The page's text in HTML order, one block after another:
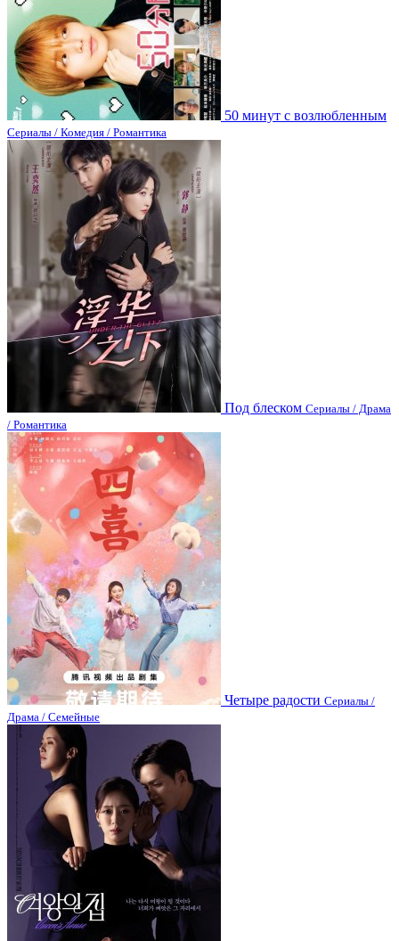
50 минут с возлюбленным
Сериалы / Комедия / Романтика
Под блеском Сериалы / Драма
/ Романтика
Четыре радости Сериалы /
Драма / Семейные